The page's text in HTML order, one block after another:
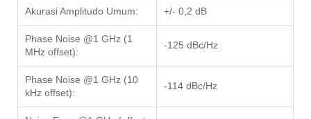
Akurasi Amplitudo Umum: +/- 0,2 dB
Phase Noise @1 GHz (1
MHz offset):
-125 dBc/Hz
Phase Noise @1 GHz (10
kHz offset):
-114 dBc/Hz